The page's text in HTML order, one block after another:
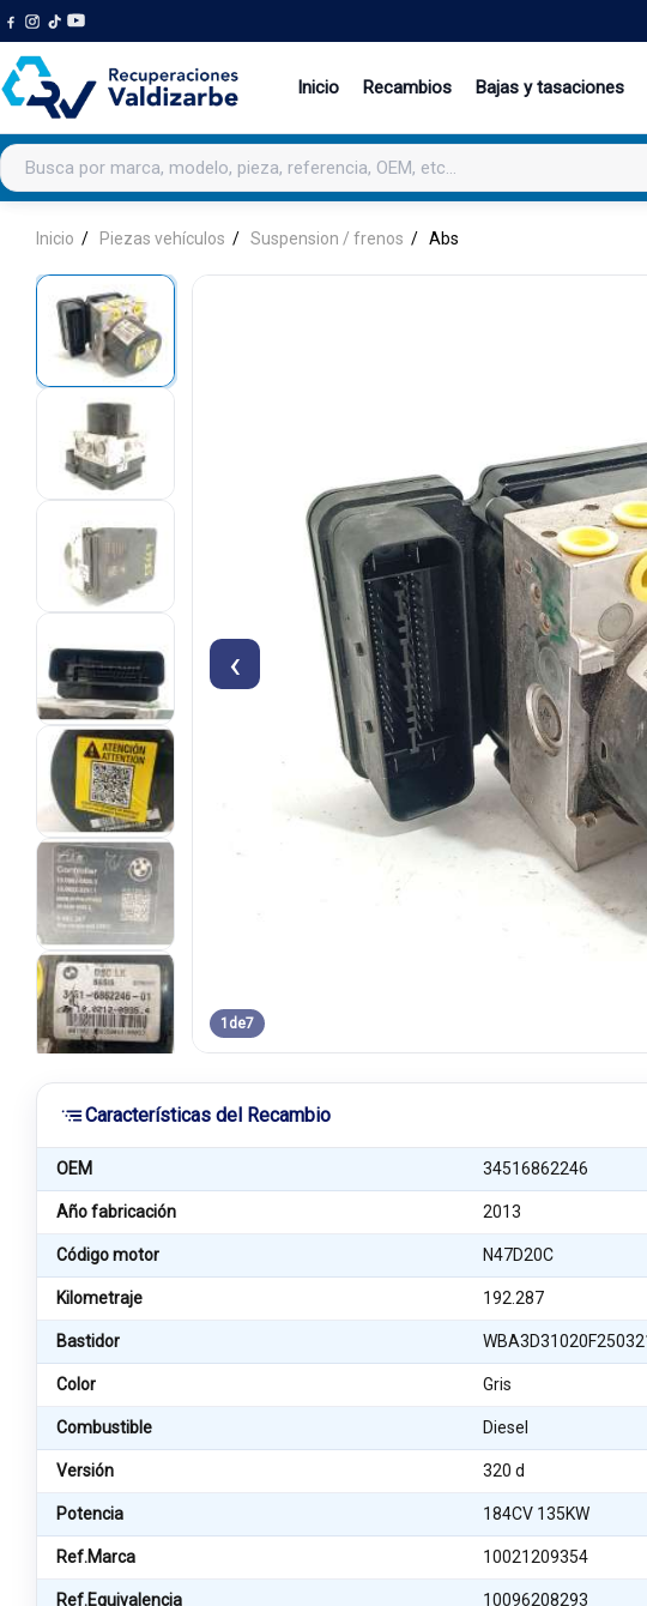
Inicio Recambios Bajas y tasaciones
Buscar productos
Inicio Piezas vehículos Suspension / frenos Abs
‹
1 de7
Características del Recambio
OEM 34516862246
Año fabricación 2013
Código motor N47D20C
Kilometraje 192.287
Bastidor
Color Gris
Combustible Diesel
Versión 320 d
Potencia 184CV 135KW
Ref.Marca 10021209354
Ref.Equivalencia 10096208293